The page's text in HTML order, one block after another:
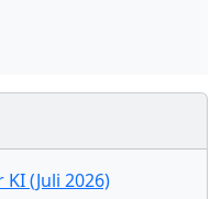
(Juli 2026)